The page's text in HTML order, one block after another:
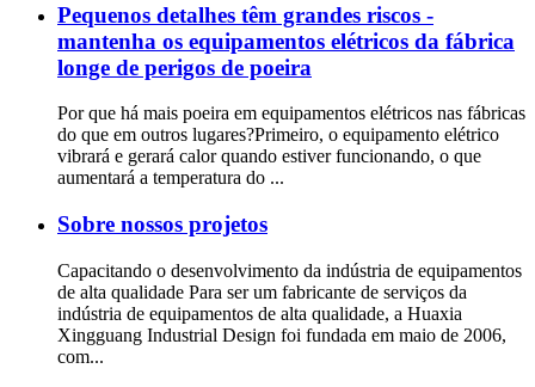
Pequenos detalhes têm grandes riscos -
mantenha os equipamentos elétricos da fábrica
longe de perigos de poeira
Por que há mais poeira em equipamentos elétricos nas fábricas
do que em outros lugares?Primeiro, o equipamento elétrico
vibrará e gerará calor quando estiver funcionando, o que
aumentará a temperatura do ...
Sobre nossos projetos
Capacitando o desenvolvimento da indústria de equipamentos
de alta qualidade Para ser um fabricante de serviços da
indústria de equipamentos de alta qualidade, a Huaxia
Xingguang Industrial Design foi fundada em maio de 2006,
com...